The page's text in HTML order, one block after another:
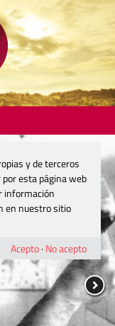
y de terceros
esta página web
información
en nuestro sitio
Acepto· No acepto